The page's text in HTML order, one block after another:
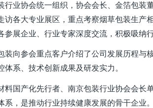
行业协会统一组织，协会会长、金箔包装
访各大专业展区，重点考察烟草包装生产
参展企业、行业专家深度交流，积极吸纳
装向参会重点客户介绍了公司发展历程与
系、技术创新成果及研发实力。
料国产化先行者、南京包装行业协会会长
系，是推动行业持续健康发展的骨干企业